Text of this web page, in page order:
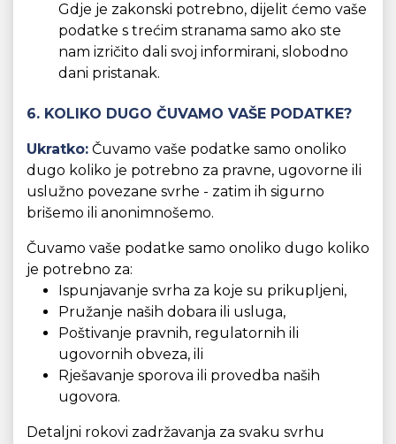
Gdje je zakonski potrebno, dijelit ćemo vaše
podatke s trećim stranama samo ako ste
nam izričito dali svoj informirani, slobodno
dani pristanak.
6. KOLIKO DUGO ČUVAMO VAŠE PODATKE?
Ukratko: Čuvamo vaše podatke samo onoliko
dugo koliko je potrebno za pravne, ugovorne ili
uslužno povezane svrhe - zatim ih sigurno
brišemo ili anonimnošemo.
Čuvamo vaše podatke samo onoliko dugo koliko
je potrebno za:
Ispunjavanje svrha za koje su prikupljeni,
Pružanje naših dobara ili usluga,
Poštivanje pravnih, regulatornih ili
ugovornih obveza, ili
Rješavanje sporova ili provedba naših
ugovora.
Detaljni rokovi zadržavanja za svaku svrhu